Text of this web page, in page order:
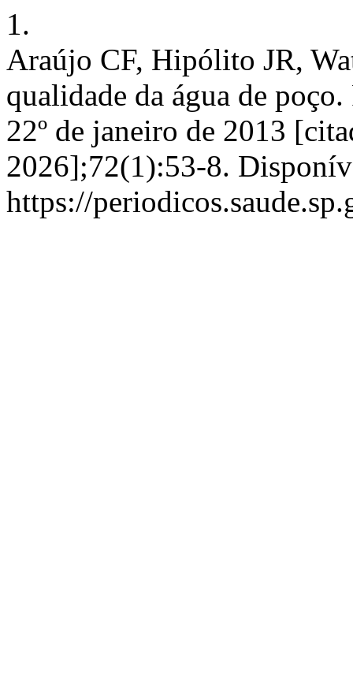
1.
Araújo CF, Hipólito JR,
qualidade da água de
22º de janeiro de 2013
2026];72(1):53-8.
https://